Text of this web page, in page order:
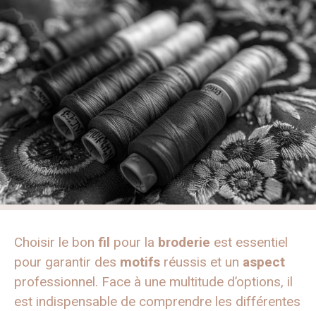
Choisir le bon fil pour la broderie est essentiel
pour garantir des motifs réussis et un aspect
professionnel. Face à une multitude d’options, il
est indispensable de comprendre les différentes